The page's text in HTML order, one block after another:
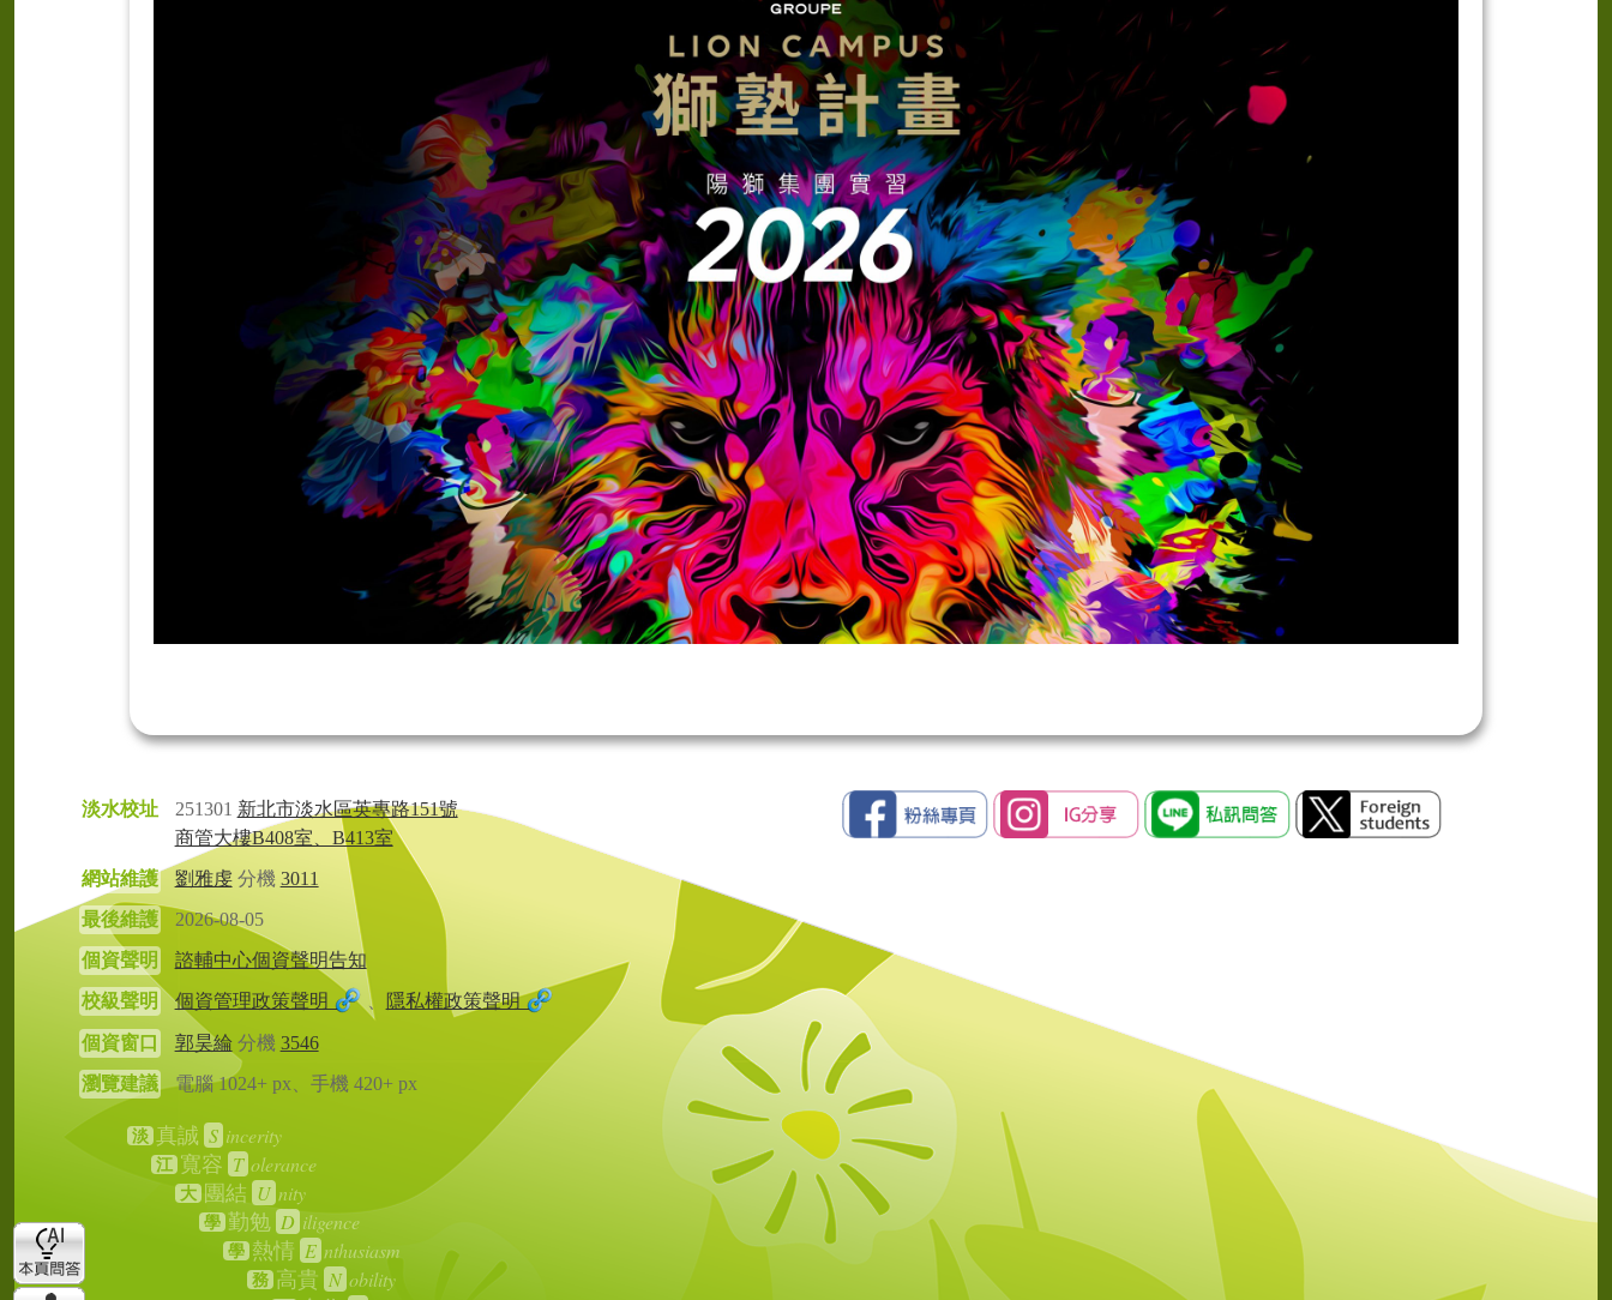
淡水校址 251301 新北市淡水區英專路151號
商管大樓B408室、B413室
網站維護
劉雅虔分機 3011
最後維護
2026-08-05
個資聲明
諮輔中心個資聲明告知
校級聲明
個資管理政策聲明 、 隱私權政策聲明
個資窗口 郭昊綸 分機 3546
瀏覽建議
電腦 1024+ px、手機 420+ px
淡 真誠 S incerity
江 寬容 T olerance
大 團結 U nity
學 勤勉 D iligence
學 熱情 E nthusiasm
務 高貴 N obility